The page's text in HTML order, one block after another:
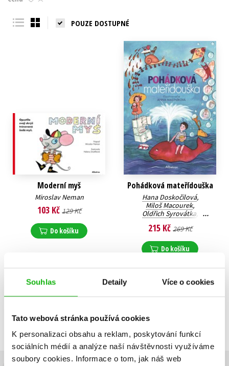
Souhlas Detaily Více o cookies
Tato webová stránka používá cookies
K personalizaci obsahu a reklam, poskytování funkcí
sociálních médií a analýze naší návštěvnosti využíváme
soubory cookies. Informace o tom, jak náš web
Young adult (SK)
POUZE DOSTUPNÉ
Moderní myš
Miroslav Neman
103 Kč 129 Kč
Do košíku
Pohádková mateřídouška
Hana Doskočilová,
Miloš Macourek,
Oldřich Syrovátka,
Svatopluk Hrnčíř
Ľubomír Feldek
Hana Žantovská,
Dagmar Lhotová,
Ludvík Aškenazy , Kolektiv,
Václav Čtvrtek,
Bohumil Hrabal,
215 Kč 269 Kč
Do košíku
Předchozí 1 Další